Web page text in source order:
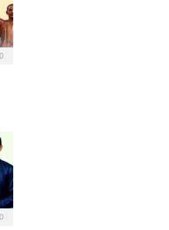
0
0